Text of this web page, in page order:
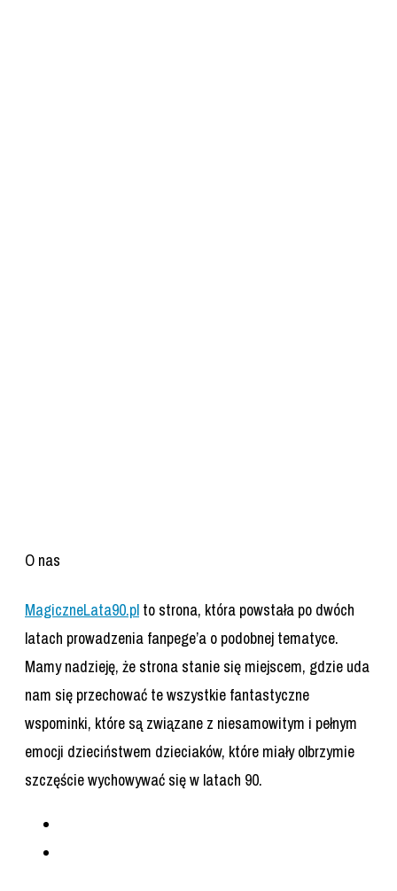
O nas
MagiczneLata90.pl to strona, która powstała po dwóch
latach prowadzenia fanpege’a o podobnej tematyce.
Mamy nadzieję, że strona stanie się miejscem, gdzie uda
nam się przechować te wszystkie fantastyczne
wspominki, które są związane z niesamowitym i pełnym
emocji dzieciństwem dzieciaków, które miały olbrzymie
szczęście wychowywać się w latach 90.